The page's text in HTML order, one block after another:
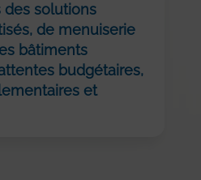
des solutions
de menuiserie
bâtiments
budgétaires,
et